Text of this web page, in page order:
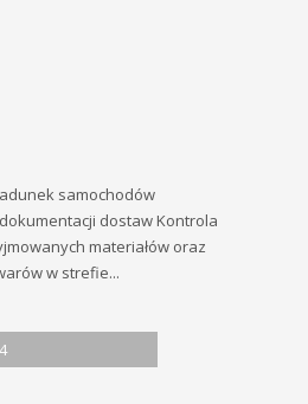
samochodów
dostaw Kontrola
materiałów oraz
w strefie...